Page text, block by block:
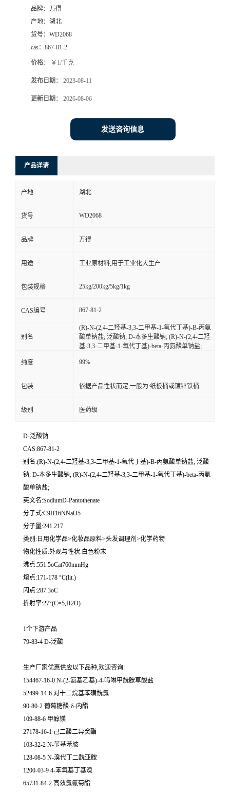
品牌： 万得
产地： 湖北
货号： WD2068
cas： 867-81-2
价格： ￥1/千克
发布日期： 2023-08-11
更新日期： 2026-08-06
发送咨询信息
产品详请
产地 湖北
货号 WD2068
品牌 万得
用途 工业原材料,用于工业化大生产
包装规格 25kg/200kg/5kg/1kg
CAS编号 867-81-2
别名
(R)-N-(2,4-二羟基-3,3-二甲基-1-氧代丁基)-Β-丙氨
酸单钠盐; 泛酸钠; D-本多生酸钠; (R)-N-(2,4-二羟
基-3,3-二甲基-1-氧代丁基)-beta-丙氨酸单钠盐;
纯度 99%
包装 依据产品性状而定,一般为:纸板桶或镀锌铁桶
级别 医药级
D-泛酸钠
CAS:867-81-2
别名:(R)-N-(2,4-二羟基-3,3-二甲基-1-氧代丁基)-Β-丙氨酸单钠盐; 泛酸
钠; D-本多生酸钠; (R)-N-(2,4-二羟基-3,3-二甲基-1-氧代丁基)-beta-丙氨
酸单钠盐;
英文名:SodiumD-Pantothenate
分子式:C9H16NNaO5
分子量:241.217
类别:日用化学品>化妆品原料>头发调理剂>化学药物
物化性质:外观与性状:白色粉末
沸点:551.5oCat760mmHg
熔点:171-178 °C(lit.)
闪点:287.3oC
折射率:27°(C=5,H2O)
1个下游产品
79-83-4 D-泛酸
生产厂家优惠供应以下品种,欢迎咨询:
154467-16-0 N-(2-氨基乙基)-4-吗啉甲酰胺草酸盐
52499-14-6 对十二烷基苯磺酰氯
90-80-2 葡萄糖酸-δ-内酯
109-88-6 甲醇镁
27178-16-1 己二酸二异癸酯
103-32-2 N-苄基苯胺
128-08-5 N-溴代丁二酰亚胺
1200-03-9 4-苯氧基丁基溴
65731-84-2 高效氯氰菊酯